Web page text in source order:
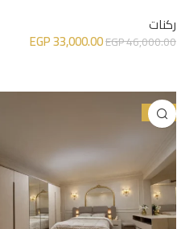
ركنات
EGP46,000.00
EGP33,000.00
-26%